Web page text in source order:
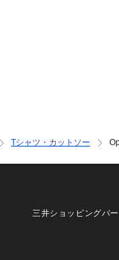
Tシャツ・カットソー
三井ショッピングパ